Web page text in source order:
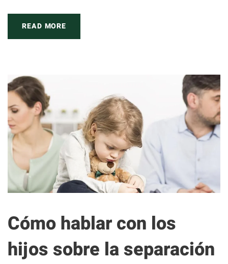
READ MORE
Cómo hablar con los
hijos sobre la separación